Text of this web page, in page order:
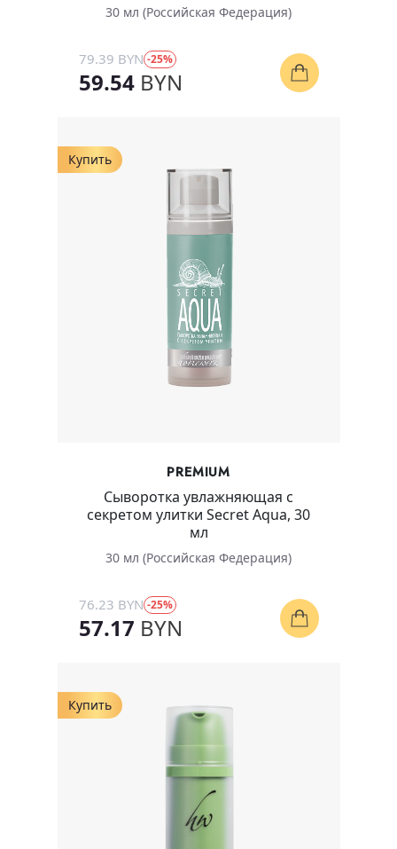
30 мл (Российская Федерация)
79.39 BYN -25%
59.54 BYN
Купить
PREMIUM
Сыворотка увлажняющая с
секретом улитки Secret Aqua, 30
мл
30 мл (Российская Федерация)
76.23 BYN -25%
57.17 BYN
Купить